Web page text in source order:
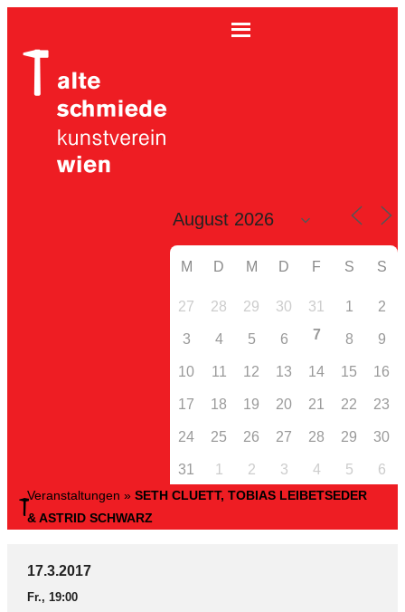
M D M D F S S
27 28 29 30 31 1 2
3 4 5 6 7 8 9
10 11 12 13 14 15 16
17 18 19 20 21 22 23
24 25 26 27 28 29 30
31 1 2 3 4 5 6
Veranstaltungen » SETH CLUETT, TOBIAS LEIBETSEDER
& ASTRID SCHWARZ
17.3.2017
Fr., 19:00